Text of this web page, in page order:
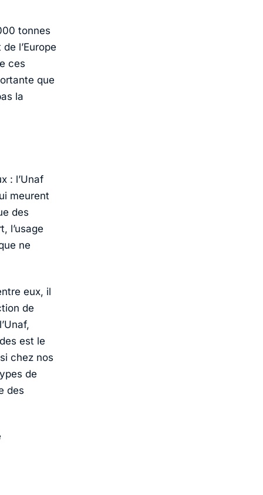
tonnes
l’Europe
ces
que
la
: l’Unaf
meurent
des
l’usage
ne
eux, il
de
est le
chez nos
de
des